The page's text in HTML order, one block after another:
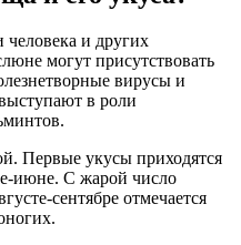
человека и других
могут присутствовать
вирусы и
в роли
Первые укусы приходятся
июне. С жарой число
сентябре отмечается